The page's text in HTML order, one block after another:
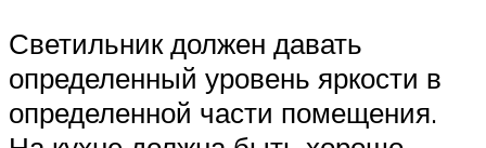
Светильник должен давать
определенный уровень яркости в
определенной части помещения.